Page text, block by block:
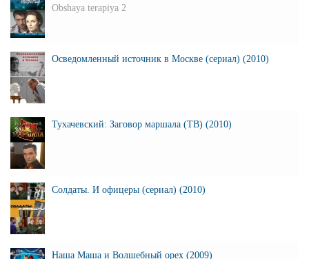
Obshaya terapiya 2
Осведомленный источник в Москве (сериал) (2010)
Тухачевский: Заговор маршала (ТВ) (2010)
Солдаты. И офицеры (сериал) (2010)
Наша Маша и Волшебный орех (2009)